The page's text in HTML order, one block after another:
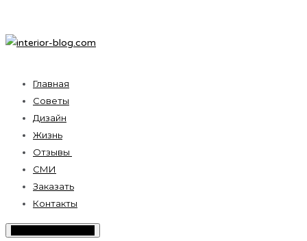
Главная
Советы
Дизайн
Жизнь
Отзывы
СМИ
Заказать
Контакты